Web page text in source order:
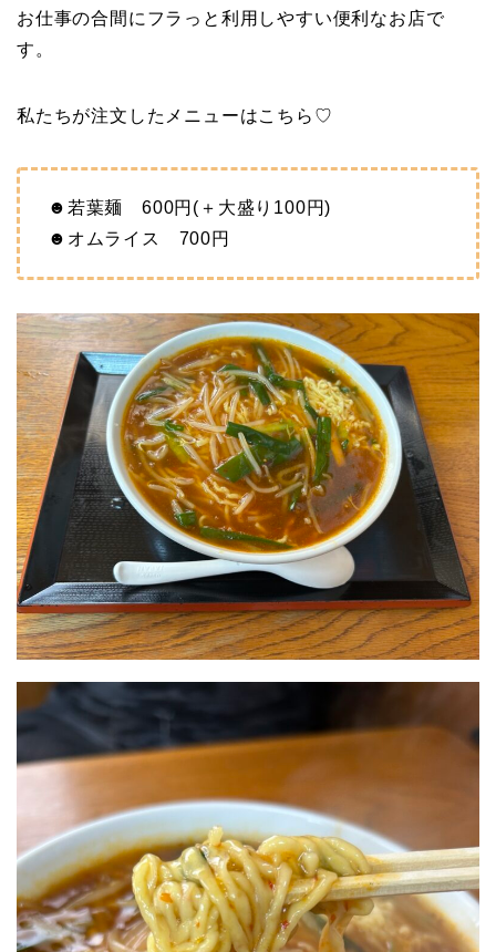
お仕事の合間にフラっと利用しやすい便利なお店で
す。
私たちが注文したメニューはこちら♡
☻若葉麺 600円(＋大盛り100円)
☻オムライス 700円